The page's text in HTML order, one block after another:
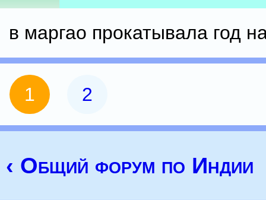
в маргао прокатывала год
1 2
‹ Общий форум по Индии